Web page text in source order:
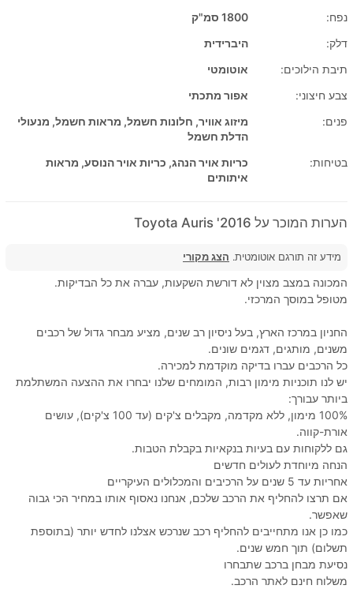
נפח:
1800 סמ"ק
דלק:
היברידית
תיבת הילוכים:
אוטומטי
צבע חיצוני:
אפור מתכתי
פנים:
מיזוג אוויר, חלונות חשמל, מראות חשמל, מנעולי
הדלת חשמל
בטיחות:
כריות אויר הנהג, כריות אויר הנוסע, מראות
איתותים
הערות המוכר על 2016' Toyota Auris
מידע זה תורגם אוטומטית. הצג מקורי
המכונה במצב מצוין לא דורשת השקעות, עברה את כל הבדיקות.
מטופל במוסך המרכזי.
החניון במרכז הארץ, בעל ניסיון רב שנים, מציע מבחר גדול של רכבים
משנים, מותגים, דגמים שונים.
כל הרכבים עברו בדיקה מוקדמת למכירה.
יש לנו תוכניות מימון רבות, המומחים שלנו יבחרו את ההצעה המשתלמת
ביותר עבורך:
100% מימון, ללא מקדמה, מקבלים צ'קים (עד 100 צ'קים), עושים
אורת-קווה.
גם ללקוחות עם בעיות בנקאיות בקבלת הטבות.
הנחה מיוחדת לעולים חדשים
אחריות עד 5 שנים על הרכיבים והמכלולים העיקריים
אם תרצו להחליף את הרכב שלכם, אנחנו נאסוף אותו במחיר הכי גבוה
שאפשר.
כמו כן אנו מתחייבים להחליף רכב שנרכש אצלנו לחדש יותר (בתוספת
תשלום) תוך חמש שנים.
נסיעת מבחן ברכב שתבחרו
משלוח חינם לאתר הרכב.